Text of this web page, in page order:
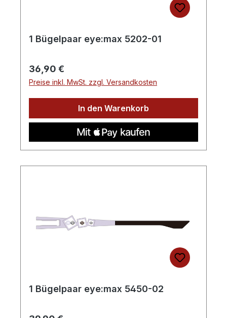
1 Bügelpaar eye:max 5202-01
Regulärer Preis:
36,90 €
Preise inkl. MwSt. zzgl. Versandkosten
In den Warenkorb
1 Bügelpaar eye:max 5450-02